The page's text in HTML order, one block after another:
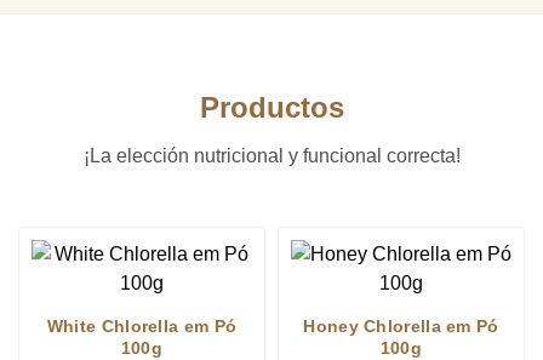
Productos
¡La elección nutricional y funcional correcta!
White Chlorella em Pó
100g
Honey Chlorella em Pó
100g